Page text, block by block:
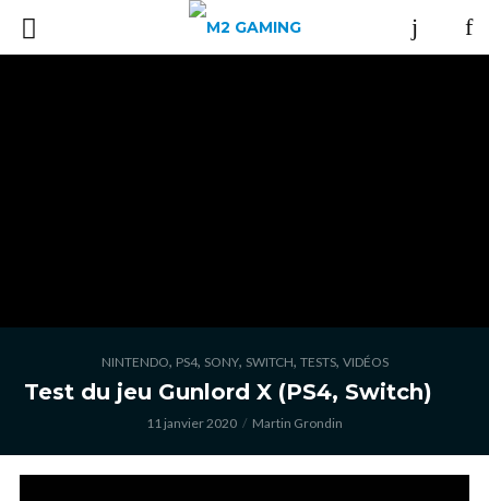
NINTENDO, PS4, SONY, SWITCH, TESTS, VIDÉOS
Test du jeu Gunlord X (PS4, Switch)
11 janvier 2020 Martin Grondin